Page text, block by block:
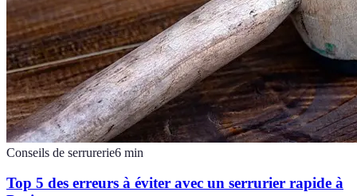
Conseils de serrurerie6 min
Top 5 des erreurs à éviter avec un serrurier rapide à